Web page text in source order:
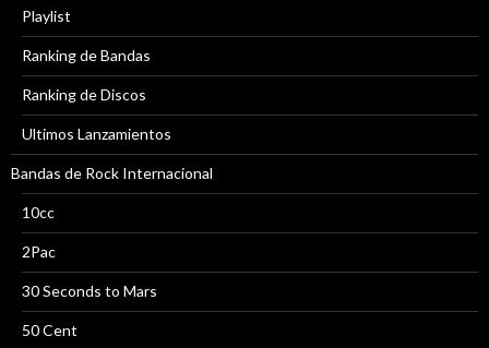
Playlist
Ranking de Bandas
Ranking de Discos
Ultimos Lanzamientos
Bandas de Rock Internacional
10cc
2Pac
30 Seconds to Mars
50 Cent